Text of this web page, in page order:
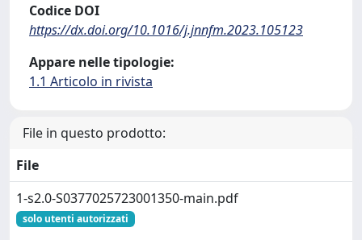
Codice DOI
https://dx.doi.org/10.1016/j.jnnfm.2023.105123
Appare nelle tipologie:
1.1 Articolo in rivista
File in questo prodotto:
File
1-s2.0-S0377025723001350-main.pdf
solo utenti autorizzati